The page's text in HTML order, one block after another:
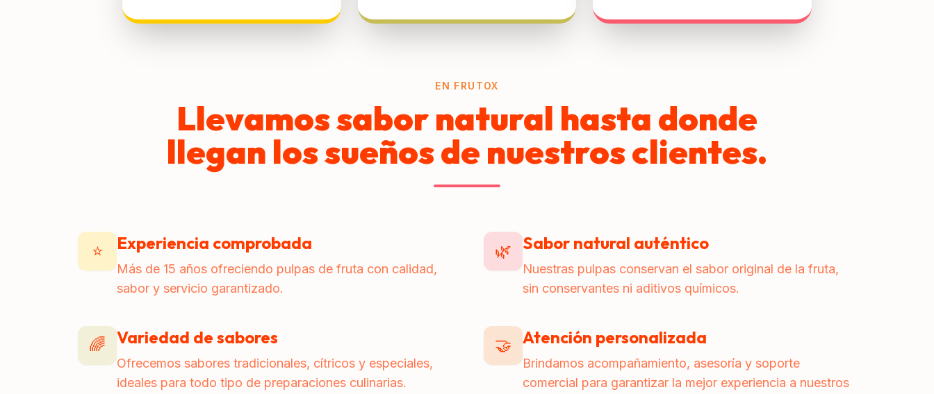
EN FRUTOX
Llevamos sabor natural hasta donde
llegan los sueños de nuestros clientes.
⭐ Experiencia comprobada
Más de 15 años ofreciendo pulpas de fruta con calidad,
sabor y servicio garantizado.
🌿 Sabor natural auténtico
Nuestras pulpas conservan el sabor original de la fruta,
sin conservantes ni aditivos químicos.
🌈 Variedad de sabores
Ofrecemos sabores tradicionales, cítricos y especiales,
ideales para todo tipo de preparaciones culinarias.
🤝 Atención personalizada
Brindamos acompañamiento, asesoría y soporte
comercial para garantizar la mejor experiencia a nuestros